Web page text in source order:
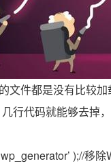
文件都是没有比较
行代码就能够去掉
);//移